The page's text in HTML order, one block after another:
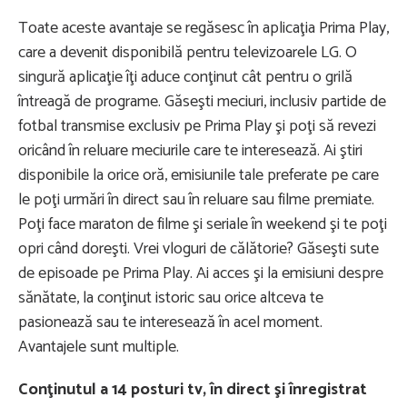
Toate aceste avantaje se regăsesc în aplicaţia Prima Play,
care a devenit disponibilă pentru televizoarele LG. O
singură aplicaţie îţi aduce conţinut cât pentru o grilă
întreagă de programe. Găseşti meciuri, inclusiv partide de
fotbal transmise exclusiv pe Prima Play şi poţi să revezi
oricând în reluare meciurile care te interesează. Ai ştiri
disponibile la orice oră, emisiunile tale preferate pe care
le poţi urmări în direct sau în reluare sau filme premiate.
Poţi face maraton de filme şi seriale în weekend şi te poţi
opri când doreşti. Vrei vloguri de călătorie? Găseşti sute
de episoade pe Prima Play. Ai acces şi la emisiuni despre
sănătate, la conţinut istoric sau orice altceva te
pasionează sau te interesează în acel moment.
Avantajele sunt multiple.
Conţinutul a 14 posturi tv, în direct şi înregistrat